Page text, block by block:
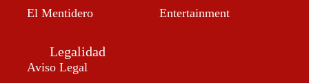
El Mentidero Entertainment
Legalidad
Aviso Legal